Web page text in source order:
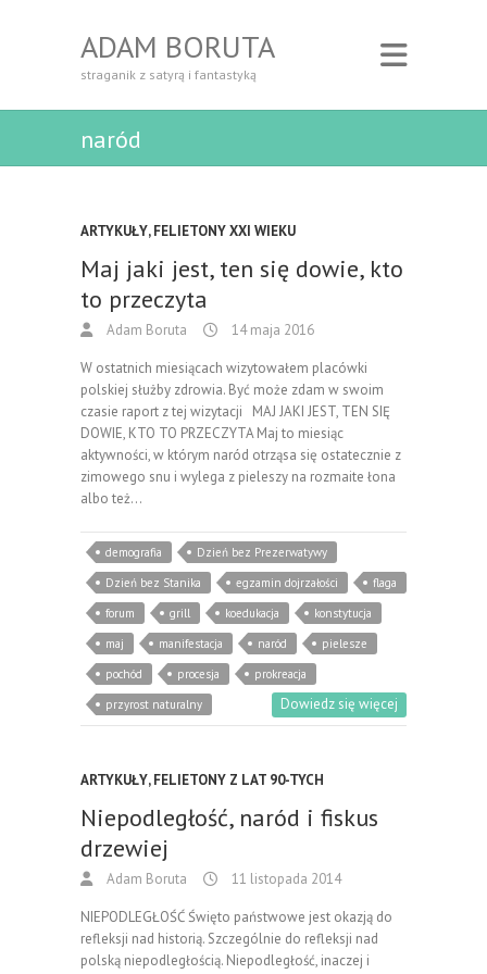
ADAM BORUTA
straganik z satyrą i fantastyką
naród
ARTYKUŁY,FELIETONY XXI WIEKU
Maj jaki jest, ten się dowie, kto
to przeczyta
Adam Boruta 14 maja 2016
W ostatnich miesiącach wizytowałem placówki
polskiej służby zdrowia. Być może zdam w swoim
czasie raport z tej wizytacji MAJ JAKI JEST, TEN SIĘ
DOWIE, KTO TO PRZECZYTA Maj to miesiąc
aktywności, w którym naród otrząsa się ostatecznie z
zimowego snu i wylega z pieleszy na rozmaite łona
albo też…
demografia
Dzień bez Prezerwatywy
Dzień bez Stanika
egzamin dojrzałości
flaga
forum
grill koedukacja
konstytucja
maj
manifestacja naród
pielesze
pochód
procesja
prokreacja
przyrost naturalny
Dowiedz się więcej
ARTYKUŁY,FELIETONY Z LAT 90-TYCH
Niepodległość, naród i fiskus
drzewiej
Adam Boruta 11 listopada 2014
NIEPODLEGŁOŚĆ Święto państwowe jest okazją do
refleksji nad historią. Szczególnie do refleksji nad
polską niepodległością. Niepodległość, inaczej i